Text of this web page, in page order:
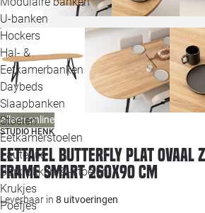
U-banken
Hockers
Hal- &
Eetkamerbanken
Daybeds
Slaapbanken
Stoelen
Eetkamerstoelen
Fauteuils
Barkrukken & -stoelen
Krukjes
Poefjes
Alleen online
STUDIO HENK
Eettafel Butterfly Plat ovaal
frame smart 260x90 cm
Leverbaar in 8 uitvoeringen